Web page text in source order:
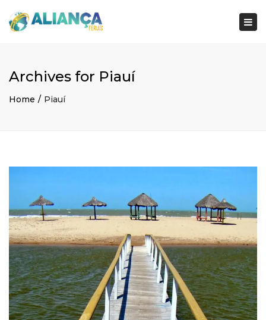
Archives for Piauí
Home Piauí